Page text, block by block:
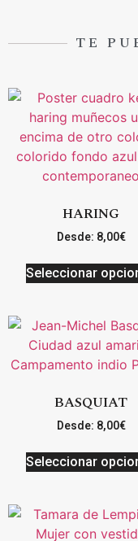
TE
HARING
Desde: 8,00€
Seleccionar
BASQUIAT
Desde: 8,00€
Seleccionar